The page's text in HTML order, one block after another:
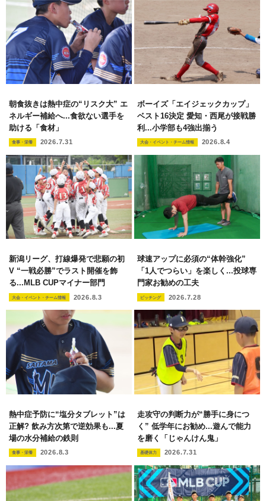
朝食抜きは熱中症の“リスク大” エ
ネルギー補給へ...食欲ない選手を
助ける「食材」
食事・栄養 2026.7.31
ボーイズ「エイジェックカップ」
ベスト16決定 愛知・西尾が接戦勝
利...小学部も4強出揃う
大会・イベント・チーム情報 2026.8.4
新潟リーグ、打線爆発で悲願の初
V “一戦必勝”でラスト開催を飾
る...MLB CUPマイナー部門
大会・イベント・チーム情報 2026.8.3
球速アップに必須の“体幹強化”
「1人でつらい」を楽しく...投球専
門家お勧めの工夫
ピッチング 2026.7.28
熱中症予防に“塩分タブレット”は
正解? 飲み方次第で逆効果も...夏
場の水分補給の鉄則
食事・栄養 2026.8.3
走攻守の判断力が“勝手に身につ
く” 低学年にお勧め...遊んで能力
を磨く「じゃんけん鬼」
基礎体力 2026.7.31